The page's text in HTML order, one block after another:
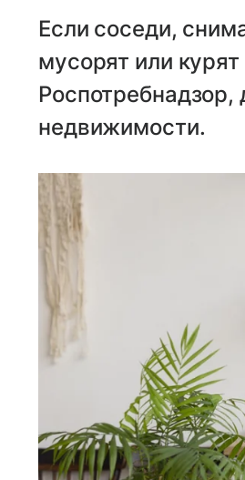
Если соседи,
мусорят или
Роспотребнадзор,
недвижимости.